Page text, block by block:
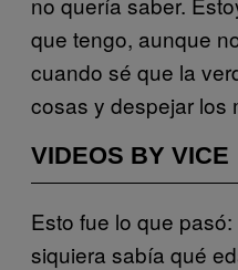
que tengo, aunque
cuando sé que la
cosas y despejar los
VIDEOS BY VICE
Esto fue lo que
siquiera sabía qué